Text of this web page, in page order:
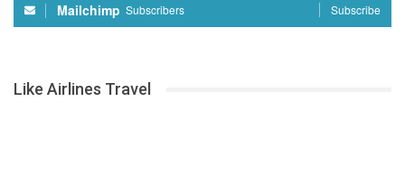
Mailchimp Subscribers Subscribe
Like Airlines Travel